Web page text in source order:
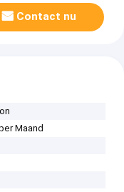
Contact nu
Maand